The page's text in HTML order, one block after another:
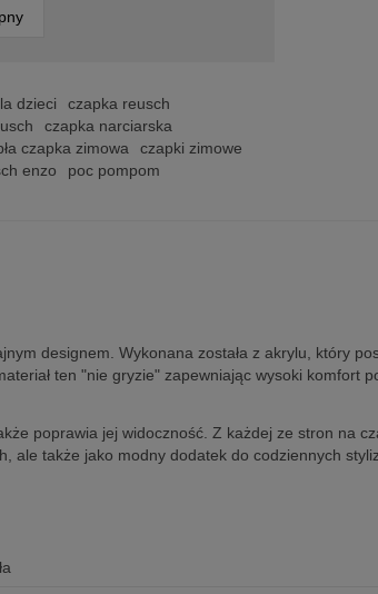
dzieci
czapka reusch
czapka narciarska
czapka zimowa
czapki zimowe
enzo poc pompom
designem. Wykonana została z akrylu, który
ten "nie gryzie" zapewniając wysoki komfort
poprawia jej widoczność. Z każdej ze stron na
ale także jako modny dodatek do codziennych